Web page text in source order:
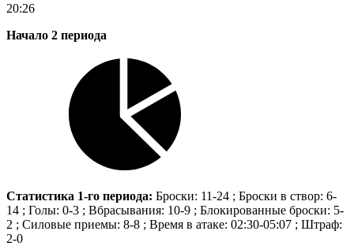
20:26
Начало 2 периода
Статистика 1-го периода: Броски: 11-24 ; Броски в створ: 6-
14 ; Голы: 0-3 ; Вбрасывания: 10-9 ; Блокированные броски: 5-
2 ; Силовые приемы: 8-8 ; Время в атаке: 02:30-05:07 ; Штраф:
2-0